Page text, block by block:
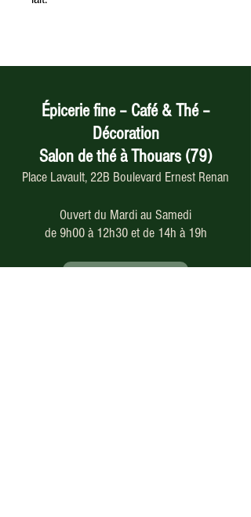
Épicerie fine – Café & Thé –
Décoration
Salon de thé à Thouars (79)
Place Lavault, 22B Boulevard Ernest Renan
Ouvert du Mardi au Samedi
de 9h00 à 12h30 et de 14h à 19h